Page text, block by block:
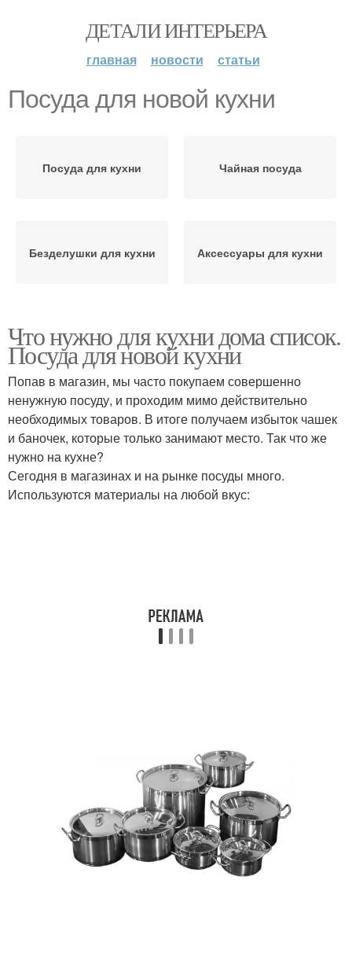
ДЕТАЛИ ИНТЕРЬЕРА
главная новости статьи
Посуда для новой кухни
Посуда для кухни Чайная посуда
Безделушки для кухни Аксессуары для кухни
Что нужно для кухни дома список.
Посуда для новой кухни
Попав в магазин, мы часто покупаем совершенно
ненужную посуду, и проходим мимо действительно
необходимых товаров. В итоге получаем избыток чашек
и баночек, которые только занимают место. Так что же
нужно на кухне?
Сегодня в магазинах и на рынке посуды много.
Используются материалы на любой вкус: